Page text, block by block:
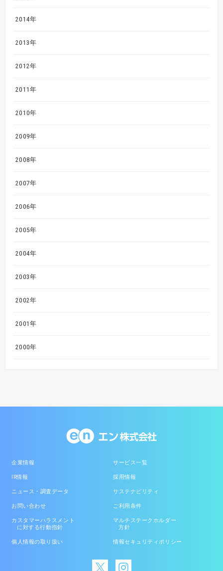
2014年
2013年
2012年
2011年
2010年
2009年
2008年
2007年
2006年
2005年
2004年
2003年
2002年
2001年
2000年
企業情報 サービス一覧
IR情報 採用情報
ニュース・調査データ サステナビリティ
お問い合わせ ご利用条件
カスタマーハラスメント
に対する行動指針
マルチステークホルダー
方針
個人情報の取り扱い 情報セキュリティポリシー